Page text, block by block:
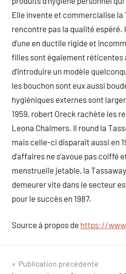
Elle invente et commercialise la
rencontre pas la qualité espéré.
d’une en ductile rigide et
filles sont également réticentes
d’introduire un modèle
les bouchon sont eux aussi
hygiéniques externes sont
1959, robert Oreck rachète les
Leona Chalmers. Il round la
mais celle-ci disparaît aussi en
d’affaires ne s’avoue pas coiffé
menstruelle jetable, la
demeurer vite dans le secteur
pour le succès en 1987.
Source à propos de https://
Navigation
Publication précédente